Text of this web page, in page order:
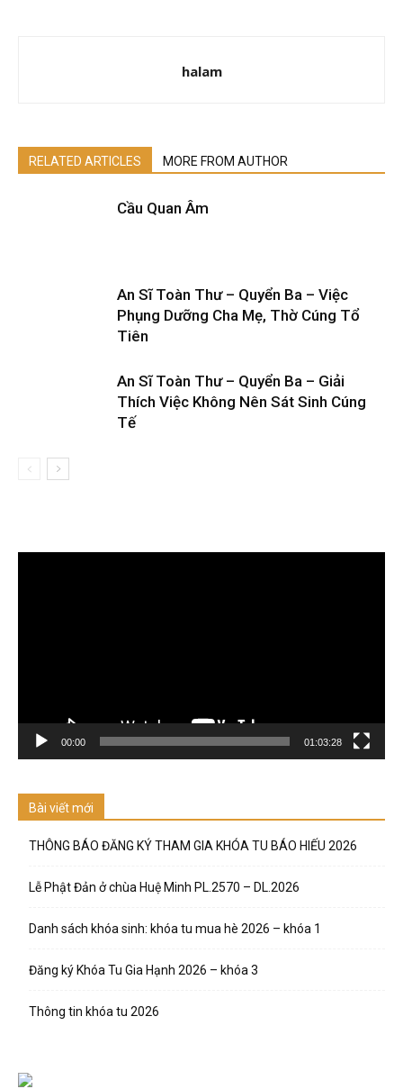
halam
RELATED ARTICLES MORE FROM AUTHOR
Cầu Quan Âm
An Sĩ Toàn Thư – Quyển Ba – Việc
Phụng Dưỡng Cha Mẹ, Thờ Cúng Tổ
Tiên
An Sĩ Toàn Thư – Quyển Ba – Giải
Thích Việc Không Nên Sát Sinh Cúng
Tế
00:00 01:03:28
Bài viết mới
THÔNG BÁO ĐĂNG KÝ THAM GIA KHÓA TU BÁO HIẾU 2026
Lễ Phật Đản ở chùa Huệ Minh PL.2570 – DL.2026
Danh sách khóa sinh: khóa tu mua hè 2026 – khóa 1
Đăng ký Khóa Tu Gia Hạnh 2026 – khóa 3
Thông tin khóa tu 2026